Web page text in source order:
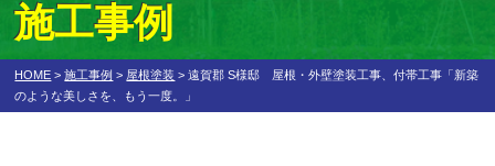
施工事例
HOME >施工事例 > 屋根塗装 >遠賀郡 S様邸 屋根・外壁塗装工事、付帯工事「新築
のような美しさを、もう一度。」